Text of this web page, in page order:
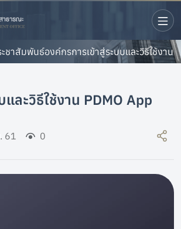
ชาสัมพันธ์องค์กรการเข้าสู่ระบบและวิธีใช้งาน
และวิธีใช้งาน PDMO App
61 0